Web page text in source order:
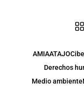
AMIAATAJO
Derechos
Medio ambiente